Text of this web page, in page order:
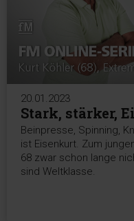
20.01.2023
Stark, stärker,
Beinpresse, Spinning,
ist Eisenkurt. Zum
68 zwar schon lange
sind Weltklasse.